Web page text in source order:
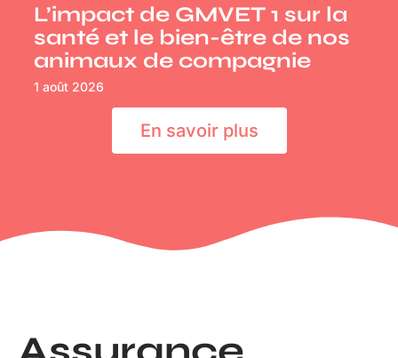
L’impact de GMVET 1 sur la
santé et le bien-être de nos
animaux de compagnie
1 août 2026
En savoir plus
ASSURANCE